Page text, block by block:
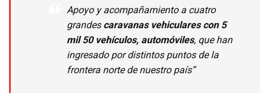
Apoyo y acompañamiento a cuatro
grandes caravanas vehiculares con 5
mil 50 vehículos, automóviles, que han
ingresado por distintos puntos de la
frontera norte de nuestro país”